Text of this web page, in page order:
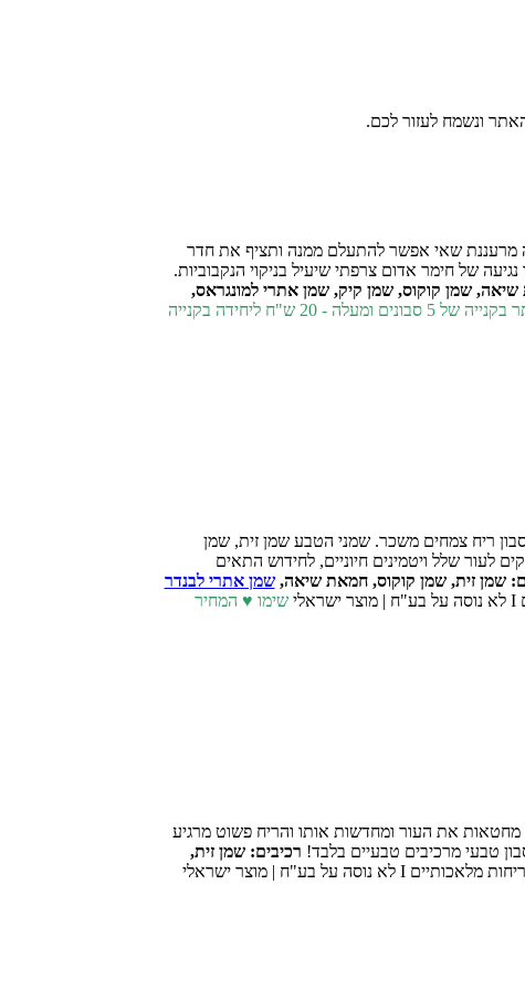
ונשמח לעזור לכם.
מרעננת שאי אפשר להתעלם ממנה ותציף את חדר
של חימר אדום צרפתי שיעיל בניקוי הנקבוביות.
שיאה, שמן קוקוס, שמן קיק, שמן אתרי למונגראס,
בקנייה של 5 סבונים ומעלה - 20 ש"ח ליחידה
בקנייה
ריח צמחים משכר. שמני הטבע שמן זית, שמן
לעור שלל ויטמינים חיוניים, לחידוש התאים
שמן זית, שמן קוקוס, חמאת שיאה,שמן אתרי לבנדר
שימו ♥ המחיר
מחטאות את העור ומחדשות אותו והריח פשוט מרגיע
טבעי מרכיבים טבעיים בלבד! רכיבים: שמן זית,